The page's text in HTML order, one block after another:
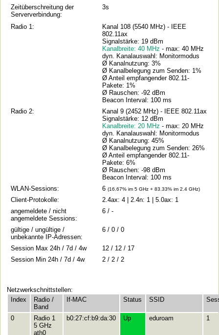
Zeitüberschreitung der
Serververbindung:
3s
Radio 1:
Kanal 108 (5540 MHz) - IEEE
802.11ax
Signalstärke: 19 dBm
Kanalbreite: 40 MHz- max: 40 MHz
dyn. Kanalauswahl: Monitormodus
Ø Kanalnutzung: 3%
Ø Kanalbelegung zum Senden: 1%
Ø Anteil empfangender 802.11-
Pakete: 1%
Ø Rauschen: -92 dBm
Beacon Interval: 100 ms
Radio 2:
Kanal 9 (2452 MHz) - IEEE 802.11ax
Signalstärke: 12 dBm
Kanalbreite: 20 MHz- max: 20 MHz
dyn. Kanalauswahl: Monitormodus
Ø Kanalnutzung: 45%
Ø Kanalbelegung zum Senden: 26%
Ø Anteil empfangender 802.11-
Pakete: 6%
Ø Rauschen: -98 dBm
Beacon Interval: 100 ms
WLAN-Sessions:
6(16.67% im 5 GHz + 83.33% im 2.4 GHz)
Client-Protokolle:
2.4ax: 4 | 2.4n: 1 | 5.0ax: 1
angemeldete / nicht
angemeldete Sessions:
6 / -
gültige / ungültige /
unbekannte IP-Adressen:
6 / 0 / 0
Session Max 24h / 7d / 4w
12 / 12 / 17
Session Min 24h / 7d / 4w
2 / 2 / 2
Netzwerkschnittstellen:
Index
Radio /
Band
If-MAC Status SSID
0
Radio 1
5 GHz
ath0
b0:27:cf:b9:da:30 Up eduroam 1